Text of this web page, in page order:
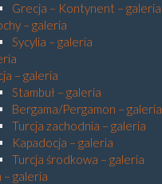
Grecja – Kontynent – galeria
– galeria
Sycylia – galeria
– galeria
Stambuł – galeria
Bergama/Pergamon – galeria
Turcja zachodnia – galeria
Kapadocja – galeria
Turcja środkowa – galeria
– galeria